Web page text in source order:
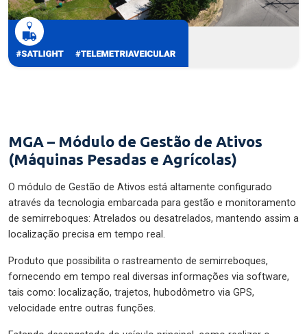
MGA – Módulo de Gestão de Ativos
(Máquinas Pesadas e Agrícolas)
O módulo de Gestão de Ativos está altamente configurado
através da tecnologia embarcada para gestão e monitoramento
de semirreboques: Atrelados ou desatrelados, mantendo assim a
localização precisa em tempo real.
Produto que possibilita o rastreamento de semirreboques,
fornecendo em tempo real diversas informações via software,
tais como: localização, trajetos, hubodômetro via GPS,
velocidade entre outras funções.